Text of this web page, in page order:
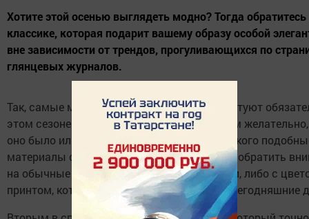
Хотите этой осенью выглядеть модно? Тогда обратитесь
классике, которая подарит вашему образу особой
вне зависимости от трендов, прогуливающихся по
глянцевых журналов.
Так, самые модные женщины планеты советуют
этом сезоне обзавестисьплатьем. При этом
оно было или кожаное, или из бархата. Для кого
материалы слишком эксцентричны, можно обратить
на обычные трикотажные вязанные модели, либо с
принтом, который все также популярен на сегодняшние